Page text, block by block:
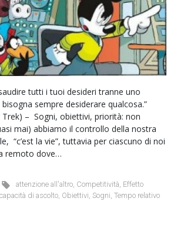
tutti i tuoi desideri tranne uno
sempre desiderare qualcosa.”
– Sogni, obiettivi, priorità: non
mai) abbiamo il controllo della nostra
“c’est la vie”, tuttavia per ciascuno di noi
remoto dove…
attenzione all'altro, Competitività, Effetto
di ascolto, Obiettivi, Sogni, Tempo relativo